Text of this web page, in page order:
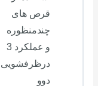
قرص های
چندمنظوره
و عملکرد 3
درظرفشویی
دوو